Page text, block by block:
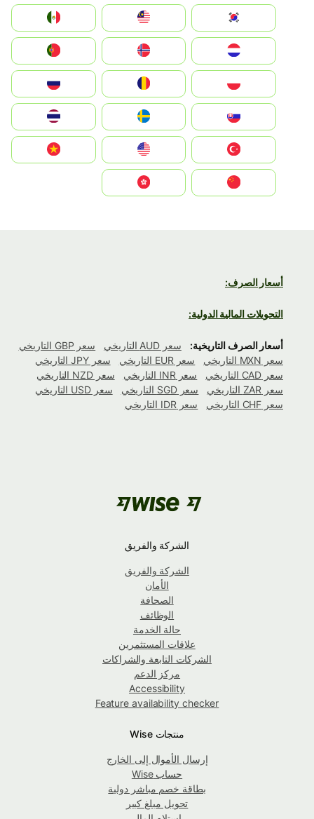
South Korea
Nederland
Portugal
România
Slovensko
United States
Vietnam
أسعار الصرف:
التحويلات المالية الدولية:
أسعار الصرف التاريخية: سعر AUD التاريخي
سعر GBP التاريخي
سعر MXN التاريخي
سعر EUR التاريخي
سعر JPY التاريخي
سعر CAD التاريخي
سعر INR التاريخي
سعر NZD التاريخي
سعر ZAR التاريخي
سعر SGD التاريخي
سعر USD التاريخي
سعر CHF التاريخي
سعر IDR التاريخي
الشركة والفريق
الشركة والفريق
الأمان
الصحافة
الوظائف
حالة الخدمة
علاقات المستثمرين
الشركات التابعة والشراكات
مركز الدعم
Accessibility
Feature availability checker
منتجات Wise
إرسال الأموال إلى الخارج
حساب Wise
بطاقة خصم مباشر دولية
تحويل مبلغ كبير